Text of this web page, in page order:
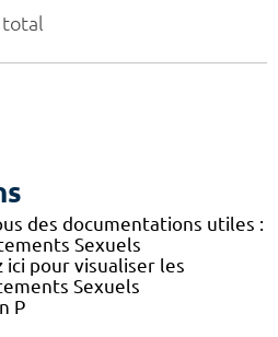
total
des documentations utiles :
Sexuels
pour visualiser les
Sexuels
P